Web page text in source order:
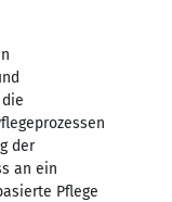
der
an ein
Pflege